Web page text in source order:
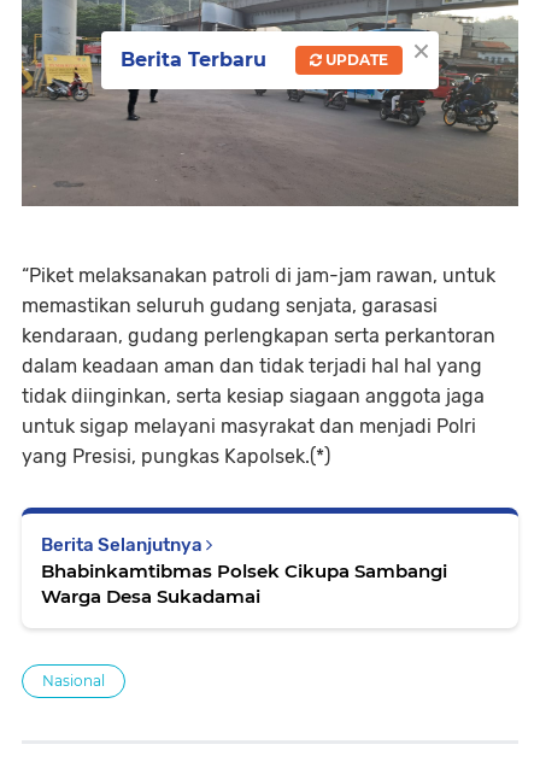
“Piket melaksanakan patroli di jam-jam rawan, untuk
memastikan seluruh gudang senjata, garasasi
kendaraan, gudang perlengkapan serta perkantoran
dalam keadaan aman dan tidak terjadi hal hal yang
tidak diinginkan, serta kesiap siagaan anggota jaga
untuk sigap melayani masyrakat dan menjadi Polri
yang Presisi, pungkas Kapolsek.(*)
Berita Selanjutnya
Bhabinkamtibmas Polsek Cikupa Sambangi
Warga Desa Sukadamai
Nasional
×
Berita Terbaru UPDATE